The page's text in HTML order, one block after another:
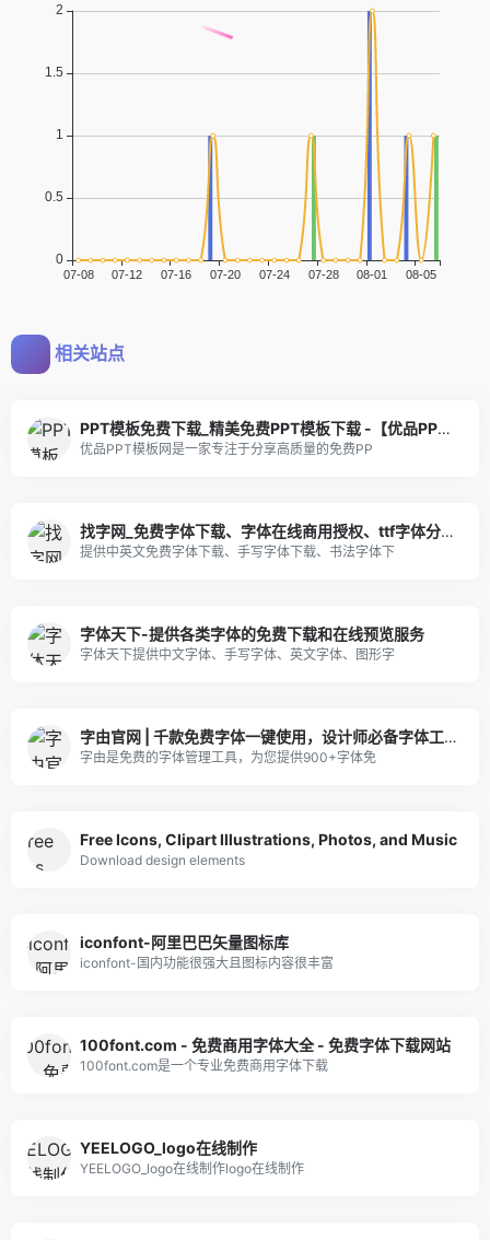
相关站点
PPT模板免费下载_精美免费PPT模板下载 -【优品PPT】
优品PPT模板网是一家专注于分享高质量的免费PP
找字网_免费字体下载、字体在线商用授权、ttf字体分享、专业字体网站！
提供中英文免费字体下载、手写字体下载、书法字体下
字体天下-提供各类字体的免费下载和在线预览服务
字体天下提供中文字体、手写字体、英文字体、图形字
字由官网 | 千款免费字体一键使用，设计师必备字体工具
字由是免费的字体管理工具，为您提供900+字体免
Free Icons, Clipart Illustrations, Photos, and Music
Download design elements
iconfont-阿里巴巴矢量图标库
iconfont-国内功能很强大且图标内容很丰富
100font.com - 免费商用字体大全 - 免费字体下载网站
100font.com是一个专业免费商用字体下载
YEELOGO_logo在线制作
YEELOGO_logo在线制作logo在线制作